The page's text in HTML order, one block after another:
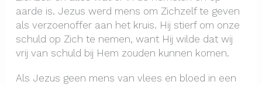
aarde is. Jezus werd mens om Zichzelf te geven
als verzoenoffer aan het kruis. Hij stierf om onze
schuld op Zich te nemen, want Hij wilde dat wij
vrij van schuld bij Hem zouden kunnen komen.
Als Jezus geen mens van vlees en bloed in een